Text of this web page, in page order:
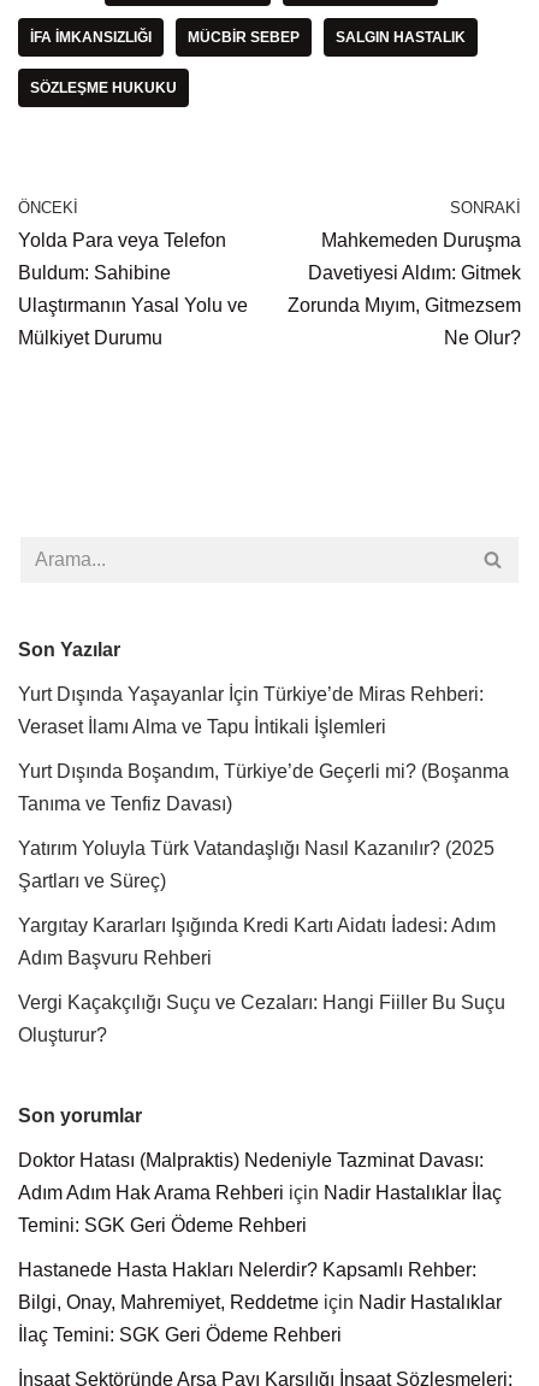
IFA IMKANSIZLIĞI MÜCBIR SEBEP SALGIN HASTALIK
SÖZLEŞME HUKUKU
ÖNCEKI
Yolda Para veya Telefon
Buldum: Sahibine
Ulaştırmanın Yasal Yolu ve
Mülkiyet Durumu
SONRAKI
Mahkemeden Duruşma
Davetiyesi Aldım: Gitmek
Zorunda Mıyım, Gitmezsem
Ne Olur?
Son Yazılar
Yurt Dışında Yaşayanlar İçin Türkiye’de Miras Rehberi:
Veraset İlamı Alma ve Tapu İntikali İşlemleri
Yurt Dışında Boşandım, Türkiye’de Geçerli mi? (Boşanma
Tanıma ve Tenfiz Davası)
Yatırım Yoluyla Türk Vatandaşlığı Nasıl Kazanılır? (2025
Şartları ve Süreç)
Yargıtay Kararları Işığında Kredi Kartı Aidatı İadesi: Adım
Adım Başvuru Rehberi
Vergi Kaçakçılığı Suçu ve Cezaları: Hangi Fiiller Bu Suçu
Oluşturur?
Son yorumlar
Doktor Hatası (Malpraktis) Nedeniyle Tazminat Davası:
Adım Adım Hak Arama Rehberi için Nadir Hastalıklar İlaç
Temini: SGK Geri Ödeme Rehberi
Hastanede Hasta Hakları Nelerdir? Kapsamlı Rehber:
Bilgi, Onay, Mahremiyet, Reddetme için Nadir Hastalıklar
İlaç Temini: SGK Geri Ödeme Rehberi
İnşaat Sektöründe Arsa Payı Karşılığı İnşaat Sözleşmeleri: